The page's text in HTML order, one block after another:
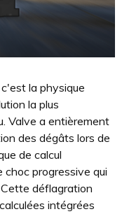
la physique
la plus
Valve a entièrement
des dégâts lors de
de calcul
progressive qui
déflagration
intégrées